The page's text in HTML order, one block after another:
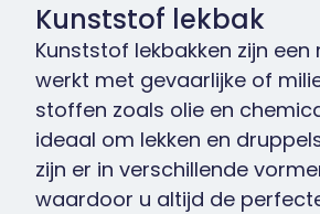
Kunststof lekbak
Kunststof lekbakken zijn
werkt met gevaarlijke of
stoffen zoals olie en
ideaal om lekken en
zijn er in verschillende
waardoor u altijd de